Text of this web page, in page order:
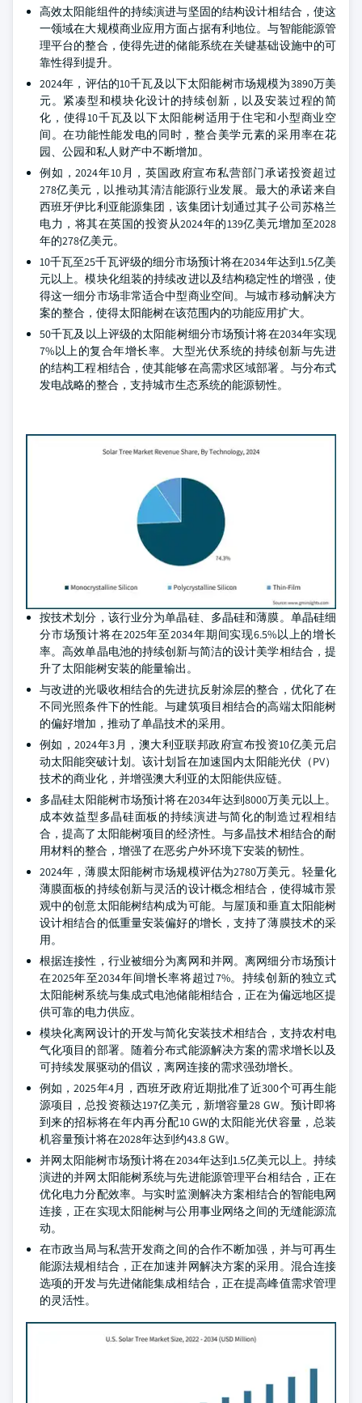
高效太阳能组件的持续演进与坚固的结构设计相结合，使这
一领域在大规模商业应用方面占据有利地位。与智能能源管
理平台的整合，使得先进的储能系统在关键基础设施中的可
靠性得到提升。
2024年，评估的10千瓦及以下太阳能树市场规模为3890万美
元。紧凑型和模块化设计的持续创新，以及安装过程的简
化，使得10千瓦及以下太阳能树适用于住宅和小型商业空
间。在功能性能发电的同时，整合美学元素的采用率在花
园、公园和私人财产中不断增加。
例如，2024年10月，英国政府宣布私营部门承诺投资超过
278亿美元，以推动其清洁能源行业发展。最大的承诺来自
西班牙伊比利亚能源集团，该集团计划通过其子公司苏格兰
电力，将其在英国的投资从2024年的139亿美元增加至2028
年的278亿美元。
10千瓦至25千瓦评级的细分市场预计将在2034年达到1.5亿美
元以上。模块化组装的持续改进以及结构稳定性的增强，使
得这一细分市场非常适合中型商业空间。与城市移动解决方
案的整合，使得太阳能树在该范围内的功能应用扩大。
50千瓦及以上评级的太阳能树细分市场预计将在2034年实现
7%以上的复合年增长率。大型光伏系统的持续创新与先进
的结构工程相结合，使其能够在高需求区域部署。与分布式
发电战略的整合，支持城市生态系统的能源韧性。
按技术划分，该行业分为单晶硅、多晶硅和薄膜。单晶硅细
分市场预计将在2025年至2034年期间实现6.5%以上的增长
率。高效单晶电池的持续创新与简洁的设计美学相结合，提
升了太阳能树安装的能量输出。
与改进的光吸收相结合的先进抗反射涂层的整合，优化了在
不同光照条件下的性能。与建筑项目相结合的高端太阳能树
的偏好增加，推动了单晶技术的采用。
例如，2024年3月，澳大利亚联邦政府宣布投资10亿美元启
动太阳能突破计划。该计划旨在加速国内太阳能光伏（PV）
技术的商业化，并增强澳大利亚的太阳能供应链。
多晶硅太阳能树市场预计将在2034年达到8000万美元以上。
成本效益型多晶硅面板的持续演进与简化的制造过程相结
合，提高了太阳能树项目的经济性。与多晶技术相结合的耐
用材料的整合，增强了在恶劣户外环境下安装的韧性。
2024年，薄膜太阳能树市场规模评估为2780万美元。轻量化
薄膜面板的持续创新与灵活的设计概念相结合，使得城市景
观中的创意太阳能树结构成为可能。与屋顶和垂直太阳能树
设计相结合的低重量安装偏好的增长，支持了薄膜技术的采
用。
根据连接性，行业被细分为离网和并网。离网细分市场预计
在2025年至2034年间增长率将超过7%。持续创新的独立式
太阳能树系统与集成式电池储能相结合，正在为偏远地区提
供可靠的电力供应。
模块化离网设计的开发与简化安装技术相结合，支持农村电
气化项目的部署。随着分布式能源解决方案的需求增长以及
可持续发展驱动的倡议，离网连接的需求强劲增长。
例如，2025年4月，西班牙政府近期批准了近300个可再生能
源项目，总投资额达197亿美元，新增容量28 GW。预计即将
到来的招标将在年内再分配10 GW的太阳能光伏容量，总装
机容量预计将在2028年达到约43.8 GW。
并网太阳能树市场预计将在2034年达到1.5亿美元以上。持续
演进的并网太阳能树系统与先进能源管理平台相结合，正在
优化电力分配效率。与实时监测解决方案相结合的智能电网
连接，正在实现太阳能树与公用事业网络之间的无缝能源流
动。
在市政当局与私营开发商之间的合作不断加强，并与可再生
能源法规相结合，正在加速并网解决方案的采用。混合连接
选项的开发与先进储能集成相结合，正在提高峰值需求管理
的灵活性。